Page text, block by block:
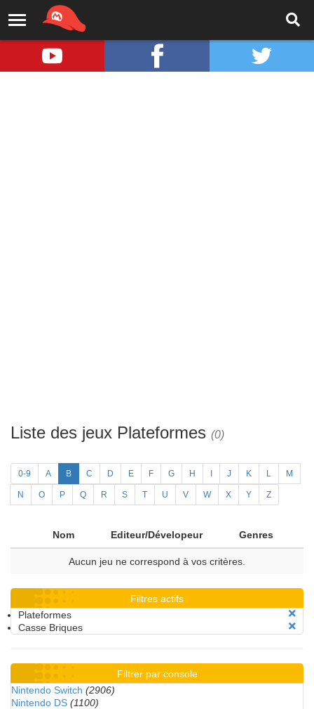
Liste des jeux Plateformes (0)
0-9 A B C D E F G H J K L M
N O P Q R S T U V W X Y Z
Nom Editeur/Dévelopeur Genres
Aucun jeu ne correspond à vos critères.
Filtres actifs
Plateformes
Casse Briques
Filtrer par console
Nintendo Switch (2906)
Nintendo DS (1100)